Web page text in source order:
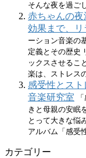
そんな夜を過ご
赤ちゃんの
効果まで、
ーション音楽の
定義とその歴史
ックスさせるこ
楽は、ストレス
感受性とスト
音楽研究室
きと母親の安眠
とって大きな悩
アルバム「感受
カテゴリー